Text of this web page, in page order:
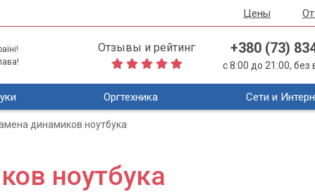
Цены
Отзывы и рейтинг +380 (73)
с 8:00 до 21:00,
Оргтехника Сети и
динамиков ноутбука
ноутбука